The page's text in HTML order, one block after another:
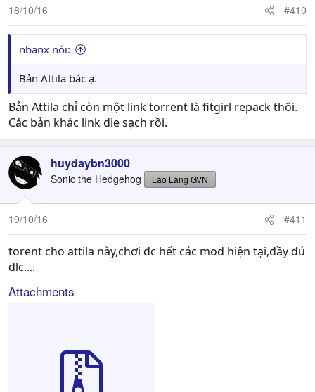
18/10/16 #410
nbanx nói:
Bản Attila bác ạ.
Bản Attila chỉ còn một link torrent là fitgirl repack thôi.
Các bản khác link die sạch rồi.
huydaybn3000
Sonic the Hedgehog Lão Làng GVN
19/10/16 #411
torent cho attila này,chơi đc hết các mod hiện tại,đầy đủ
dlc....
Attachments